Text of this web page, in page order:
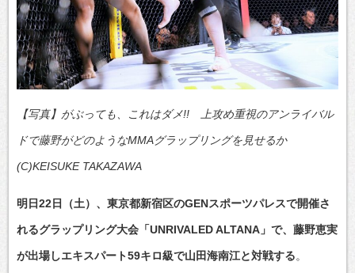
【写真】がぶっても、これはダメ!! 上攻め重視のアンライバル
ドで藤野がどのようなMMAグラップリングを見せるか
(C)KEISUKE TAKAZAWA
明日22日（土）、東京都新宿区のGENスポーツパレスで開催さ
れるグラップリング大会「UNRIVALED ALTANA」で、藤野恵実
が出場しエキスパート59キロ級で山田海南江と対戦する。